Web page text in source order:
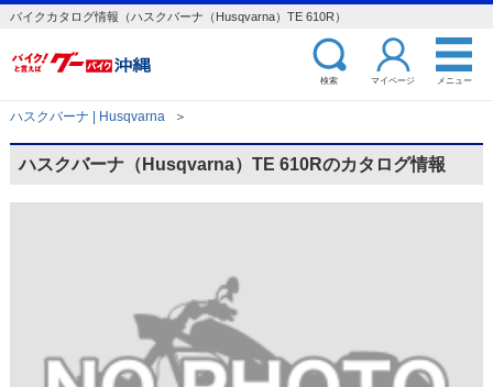
バイクカタログ情報（ハスクバーナ（Husqvarna）TE 610R）
検索 マイページ メニュー
ハスクバーナ | Husqvarna ＞
ハスクバーナ（Husqvarna）TE 610Rのカタログ情報